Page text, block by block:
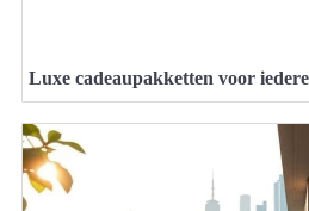
Luxe cadeaupakketten voor